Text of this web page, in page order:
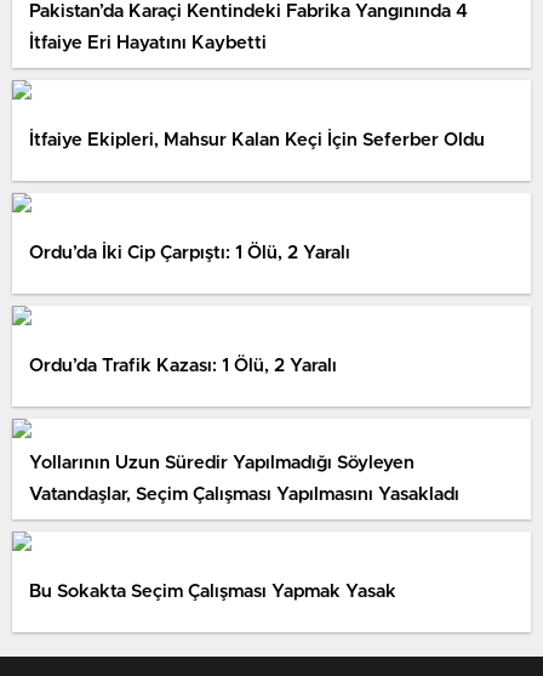
Pakistan’da Karaçi Kentindeki Fabrika Yangınında 4
İtfaiye Eri Hayatını Kaybetti
İtfaiye Ekipleri, Mahsur Kalan Keçi İçin Seferber Oldu
Ordu’da İki Cip Çarpıştı: 1 Ölü, 2 Yaralı
Ordu’da Trafik Kazası: 1 Ölü, 2 Yaralı
Yollarının Uzun Süredir Yapılmadığı Söyleyen
Vatandaşlar, Seçim Çalışması Yapılmasını Yasakladı
Bu Sokakta Seçim Çalışması Yapmak Yasak